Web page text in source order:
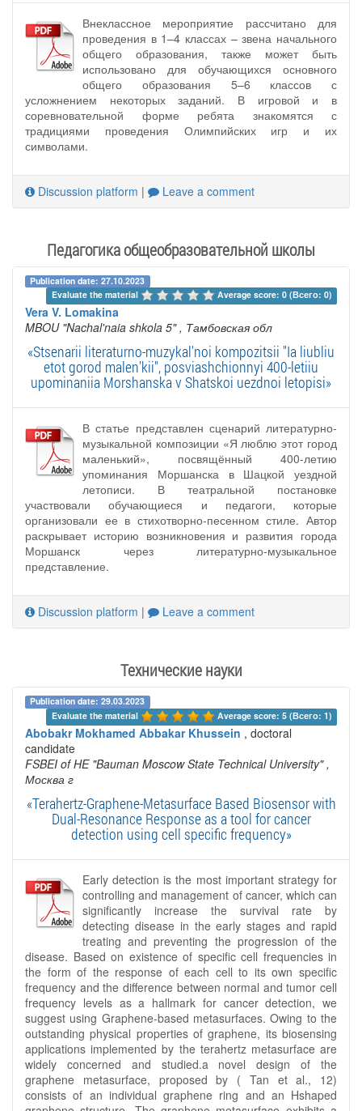
Внеклассное мероприятие рассчитано для
проведения в 1–4 классах – звена начального
общего образования, также может быть
использовано для обучающихся основного
общего образования 5–6 классов с
усложнением некоторых заданий. В игровой и в
соревновательной форме ребята знакомятся с
традициями проведения Олимпийских игр и их
символами.
Discussion platform | Leave a comment
Педагогика общеобразовательной школы
Publication date: 27.10.2023
Evaluate the material
Average score: 0 (Всего: 0)
Vera V. Lomakina
MBOU "Nachal'naia shkola 5" , Тамбовская обл
«Stsenarii literaturno-muzykal'noi kompozitsii "Ia liubliu
etot gorod malen'kii", posviashchionnyi 400-letiiu
upominaniia Morshanska v Shatskoi uezdnoi letopisi»
В статье представлен сценарий литературно-
музыкальной композиции «Я люблю этот город
маленький», посвящённый 400-летию
упоминания Моршанска в Шацкой уездной
летописи. В театральной постановке
участвовали обучающиеся и педагоги, которые
организовали ее в стихотворно-песенном стиле. Автор
раскрывает историю возникновения и развития города
Моршанск через литературно-музыкальное
представление.
Discussion platform | Leave a comment
Технические науки
Publication date: 29.03.2023
Evaluate the material
Average score: 5 (Всего: 1)
Abobakr Mokhamed Abbakar Khussein , doctoral
candidate
FSBEI of HE "Bauman Moscow State Technical University" ,
Москва г
«Terahertz-Graphene-Metasurface Based Biosensor with
Dual-Resonance Response as a tool for cancer
detection using cell specific frequency»
Early detection is the most important strategy for
controlling and management of cancer, which can
significantly increase the survival rate by
detecting disease in the early stages and rapid
treating and preventing the progression of the
disease. Based on existence of specific cell frequencies in
the form of the response of each cell to its own specific
frequency and the difference between normal and tumor cell
frequency levels as a hallmark for cancer detection, we
suggest using Graphene-based metasurfaces. Owing to the
outstanding physical properties of graphene, its biosensing
applications implemented by the terahertz metasurface are
widely concerned and studied.a novel design of the
graphene metasurface, proposed by ( Tan et al., 12)
consists of an individual graphene ring and an Hshaped